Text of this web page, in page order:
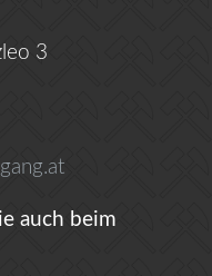
3
auch beim